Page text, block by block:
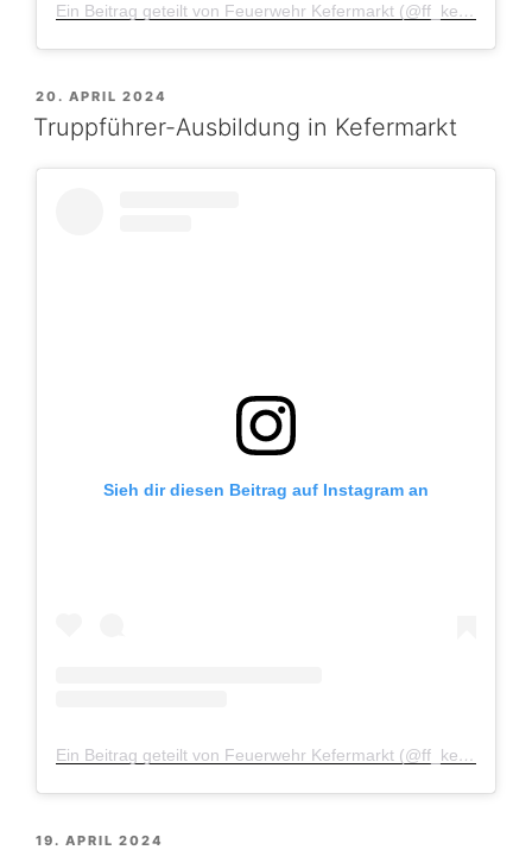
Ein Beitrag geteilt von Feuerwehr Kefermarkt (@ff_kefermarkt)
VERÖFFENTLICHT
AM
20. APRIL 2024
Truppführer-Ausbildung in Kefermarkt
Sieh dir diesen Beitrag auf Instagram an
Ein Beitrag geteilt von Feuerwehr Kefermarkt (@ff_kefermarkt)
VERÖFFENTLICHT
19. APRIL 2024